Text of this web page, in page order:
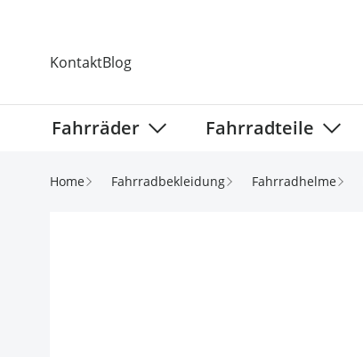
KontaktBlog
Fahrräder Fahrradteile
Home Fahrradbekleidung Fahrradhelme